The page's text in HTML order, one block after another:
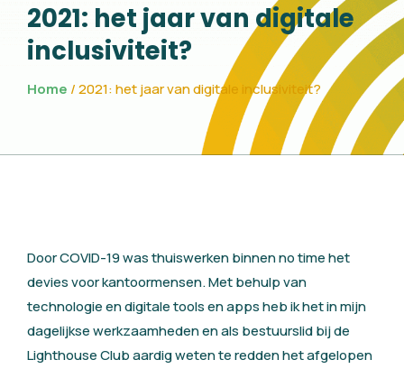
2021: het jaar van digitale
inclusiviteit?
Home /2021: het jaar van digitale inclusiviteit?
Door COVID-19 was thuiswerken binnen no time het
devies voor kantoormensen. Met behulp van
technologie en digitale tools en apps heb ik het in mijn
dagelijkse werkzaamheden en als bestuurslid bij de
Lighthouse Club aardig weten te redden het afgelopen